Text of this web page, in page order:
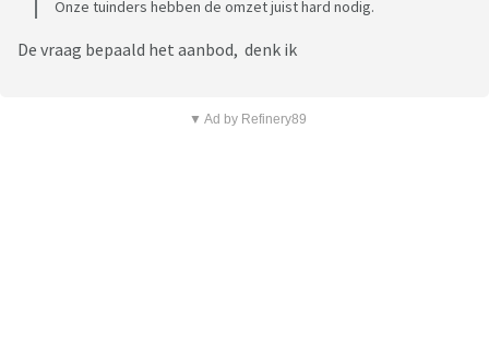
Onze tuinders hebben de omzet juist hard nodig.
De vraag bepaald het aanbod, denk ik
▼ Ad by Refinery89